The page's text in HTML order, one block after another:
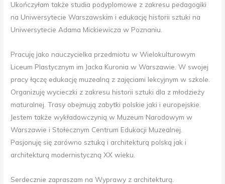
Ukończyłam także studia podyplomowe z zakresu pedagogiki
na Uniwersytecie Warszawskim i edukację historii sztuki na
Uniwersytecie Adama Mickiewicza w Poznaniu.
Pracuję jako nauczycielka przedmiotu w Wielokulturowym
Liceum Plastycznym im Jacka Kuronia w Warszawie. W swojej
pracy łączę edukację muzealną z zajęciami lekcyjnym w szkole.
Organizuję wycieczki z zakresu historii sztuki dla z młodzieży
maturalnej. Trasy obejmują zabytki polskie jaki i europejskie.
Jestem także wykładowczynią w Muzeum Narodowym w
Warszawie i Stołecznym Centrum Edukacji Muzealnej.
Pasjonuję się zarówno sztuką i architekturą polską jak i
architekturą modernistyczną XX wieku.
Serdecznie zapraszam na Wyprawy z architekturą.